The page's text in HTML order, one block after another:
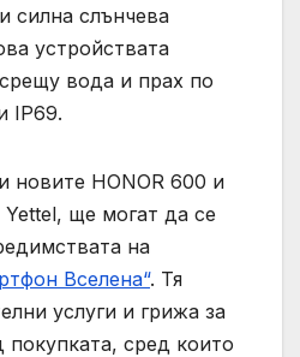
силна слънчева
устройствата
вода и прах по
IP69.
новите HONOR 600 и
ще могат да се
на
Вселена“. Тя
услуги и грижа за
покупката, сред които